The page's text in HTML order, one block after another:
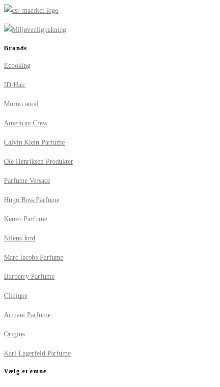
Brands
Ecooking
ID Hair
Moroccanoil
American Crew
Calvin Klein Parfume
Ole Henriksen Produkter
Parfume Versace
Hugo Boss Parfume
Kenzo Parfume
Nilens Jord
Marc Jacobs Parfume
Burberry Parfume
Clinique
Armani Parfume
Origins
Karl Lagerfeld Parfume
Vælg et emne